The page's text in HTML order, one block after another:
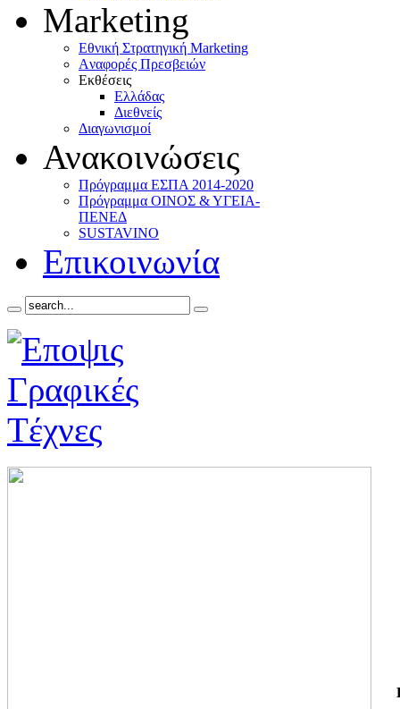
Marketing
Eθνική Στρατηγική Marketing
Aναφορές Πρεσβειών
Eκθέσεις
Eλλάδας
Διεθνείς
Διαγωνισμοί
Ανακοινώσεις
Πρόγραμμα ΕΣΠΑ 2014-2020
Πρόγραμμα ΟΙΝΟΣ & ΥΓΕΙΑ-
ΠΕΝΕΔ
SUSTAVINO
Επικοινωνία